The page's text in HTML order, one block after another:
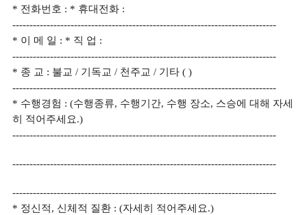
* 전화번호 : * 휴대전화 :
-----------------------------------------------------------------------------
* 이 메 일 : * 직 업 :
-----------------------------------------------------------------------------
* 종 교 : 불교 / 기독교 / 천주교 / 기타 ( )
-----------------------------------------------------------------------------
* 수행경험 : (수행종류, 수행기간, 수행 장소, 스승에 대해 자세
히 적어주세요.)
-----------------------------------------------------------------------------
-----------------------------------------------------------------------------
-----------------------------------------------------------------------------
* 정신적, 신체적 질환 : (자세히 적어주세요.)